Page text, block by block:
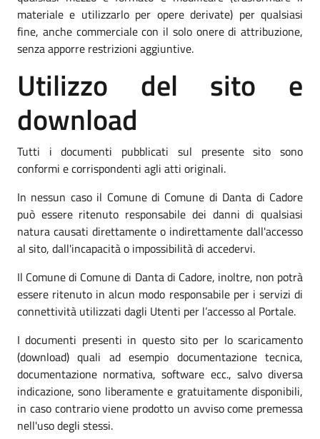
materiale e utilizzarlo per opere derivate) per qualsiasi
fine, anche commerciale con il solo onere di attribuzione,
senza apporre restrizioni aggiuntive.
Utilizzo del sito e
download
Tutti i documenti pubblicati sul presente sito sono
conformi e corrispondenti agli atti originali.
In nessun caso il Comune di Comune di Danta di Cadore
può essere ritenuto responsabile dei danni di qualsiasi
natura causati direttamente o indirettamente dall'accesso
al sito, dall'incapacità o impossibilità di accedervi.
Il Comune di Comune di Danta di Cadore, inoltre, non potrà
essere ritenuto in alcun modo responsabile per i servizi di
connettività utilizzati dagli Utenti per l’accesso al Portale.
I documenti presenti in questo sito per lo scaricamento
(download) quali ad esempio documentazione tecnica,
documentazione normativa, software ecc., salvo diversa
indicazione, sono liberamente e gratuitamente disponibili,
in caso contrario viene prodotto un avviso come premessa
nell'uso degli stessi.